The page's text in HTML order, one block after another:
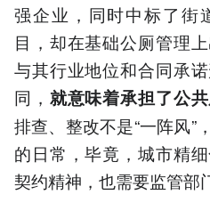
强企业，同时中标了街
目，却在基础公厕管理
与其行业地位和合同承
同， 就意味着承担了公
排查、整改不是“一阵风”
的日常，毕竟，城市精
契约精神，也需要监管部